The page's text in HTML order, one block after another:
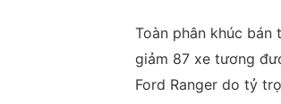
Toàn phân khúc bán
giảm 87 xe tương
Ford Ranger do tỷ